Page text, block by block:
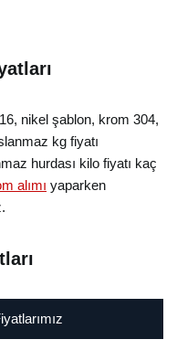
nikel şablon, krom 304,
kg fiyatı
hurdası kilo fiyatı kaç
alımı yaparken